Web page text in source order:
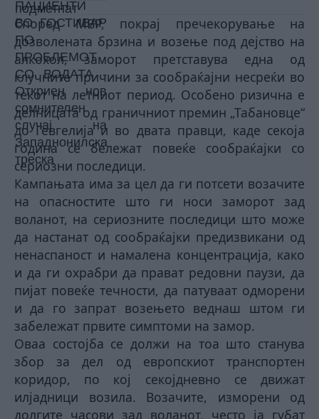
Западнонилска треска
Според МВР, покрај пречекорување на
дозволената брзина и возење под дејство на
алкохол, заморот претставува една од
клучните причини за сообраќајни несреќи во
текот на летниот период. Особено ризична е
делницата од граничниот премин „Табановце“
до Гевгелија и во двата правци, каде секоја
година се бележат повеќе сообраќајки со
сериозни последици.
Кампањата има за цел да ги потсети возачите
на опасностите што ги носи заморот зад
воланот, на сериозните последици што може
да настанат од сообраќајки предизвикани од
ненаспаност и намалена концентрација, како
и да ги охрабри да прават редовни паузи, да
пијат повеќе течности, да патуваат одморени
и да го запрат возењето веднаш штом ги
забележат првите симптоми на замор.
Оваа состојба се должи на тоа што станува
збор за дел од европскиот транспортен
коридор, по кој секојдневно се движат
илјадници возила. Возачите, изморени од
долгите часови зад воланот, често ја губат